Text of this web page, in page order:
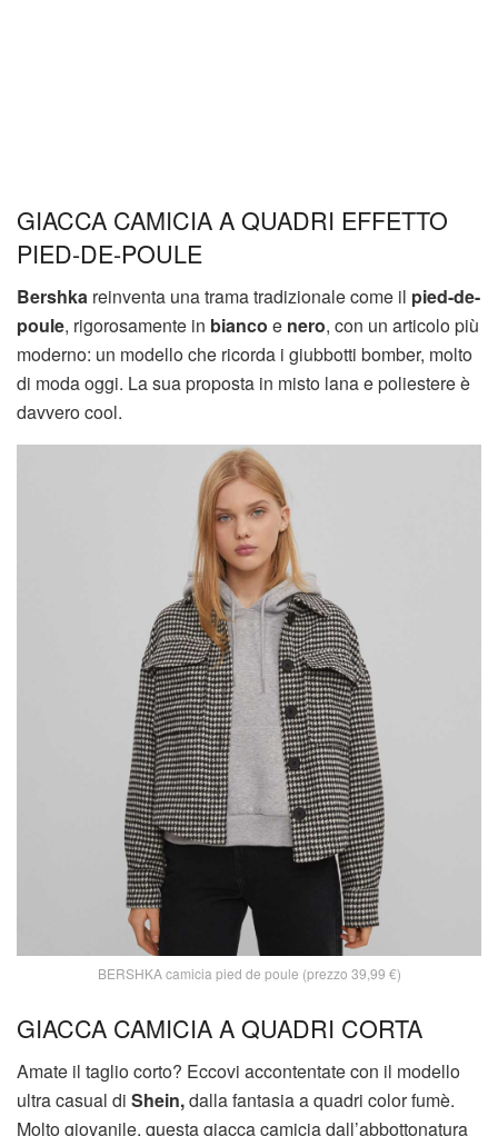
GIACCA CAMICIA A QUADRI EFFETTO
PIED-DE-POULE
Bershka reinventa una trama tradizionale come il pied-de-
poule, rigorosamente in bianco e nero, con un articolo più
moderno: un modello che ricorda i giubbotti bomber, molto
di moda oggi. La sua proposta in misto lana e poliestere è
davvero cool.
BERSHKA camicia pied de poule (prezzo 39,99 €)
GIACCA CAMICIA A QUADRI CORTA
Amate il taglio corto? Eccovi accontentate con il modello
ultra casual di Shein,dalla fantasia a quadri color fumè.
Molto giovanile, questa giacca camicia dall’abbottonatura